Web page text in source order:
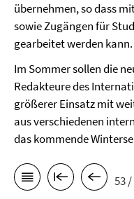
übernehmen, so dass
sowie Zugängen für
gearbeitet werden kann.
Im Sommer sollen die
Redakteure des
größerer Einsatz mit
aus verschiedenen
das kommende
53 /